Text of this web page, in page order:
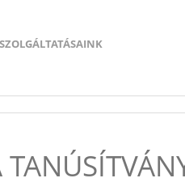
SZOLGÁLTATÁSAINK